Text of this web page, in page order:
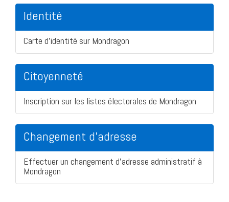
Identité
Carte d'identité sur Mondragon
Citoyenneté
Inscription sur les listes électorales de Mondragon
Changement d'adresse
Effectuer un changement d'adresse administratif à
Mondragon